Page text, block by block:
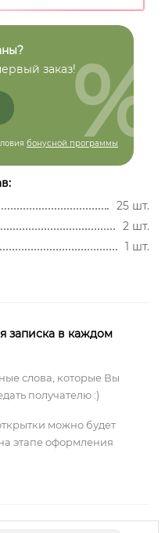
заказ!
бонусной программы
%
25 шт.
2 шт.
1 шт.
записка в каждом
слова, которые Вы
получателю :)
можно будет
этапе оформления